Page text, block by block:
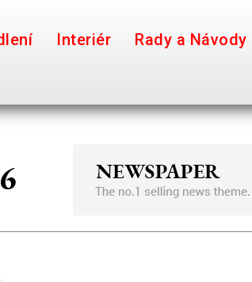
Interiér Rady a Návody